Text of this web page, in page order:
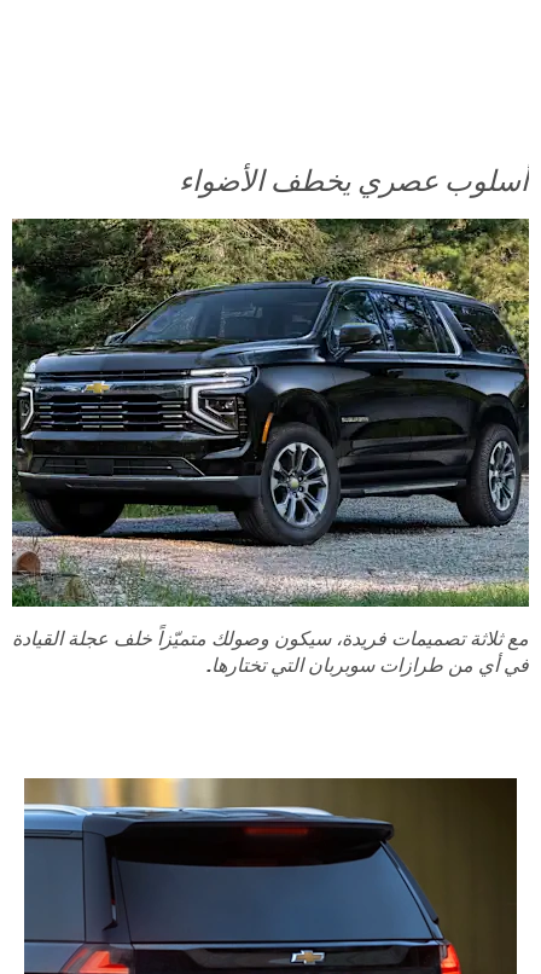
أسلوب عصري يخطف الأضواء
مع ثلاثة تصميمات فريدة، سيكون وصولك متميّزاً خلف عجلة القيادة
في أي من طرازات سوبربان التي تختارها.